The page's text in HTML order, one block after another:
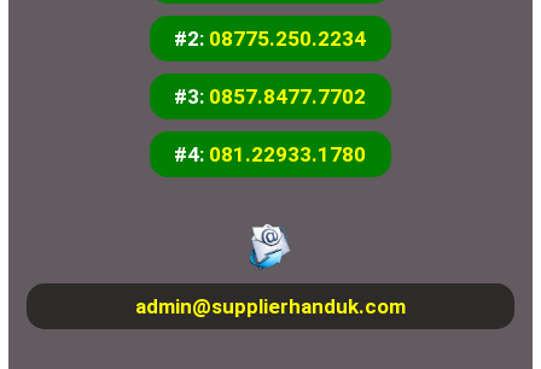
#2: 08775.250.2234
#3: 0857.8477.7702
#4: 081.22933.1780
admin@supplierhanduk.com